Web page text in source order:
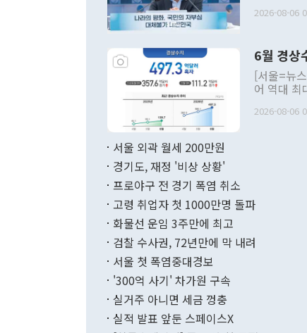
발언 중에
주의적 희
관의 대북
관 부처 장
관의 무리
다. [정동영 통일부 장관이 지난달 23일 오후 서울 종로구 정부서울청사에
무너졌다
함께 4자
2026-08-06
6월 경상
[서울=뉴
어 역대 최
료=한국은행] 한국은행이 6일 발표한 '2026년 6월 국제
며 월간 기
196.9% 급
수출은
2026-08-06
서울 외곽 월세 200만원
경기도, 재정 '비상 상황'
프로야구 전 경기 폭염 취소
고령 취업자 첫 1000만명 돌파
화물선 운임 3주만에 최고
검찰 수사권, 72년만에 막 내려
서울 첫 폭염중대경보
'300억 사기' 차가원 구속
실거주 아니면 세금 껑충
실적 발표 앞둔 스페이스X